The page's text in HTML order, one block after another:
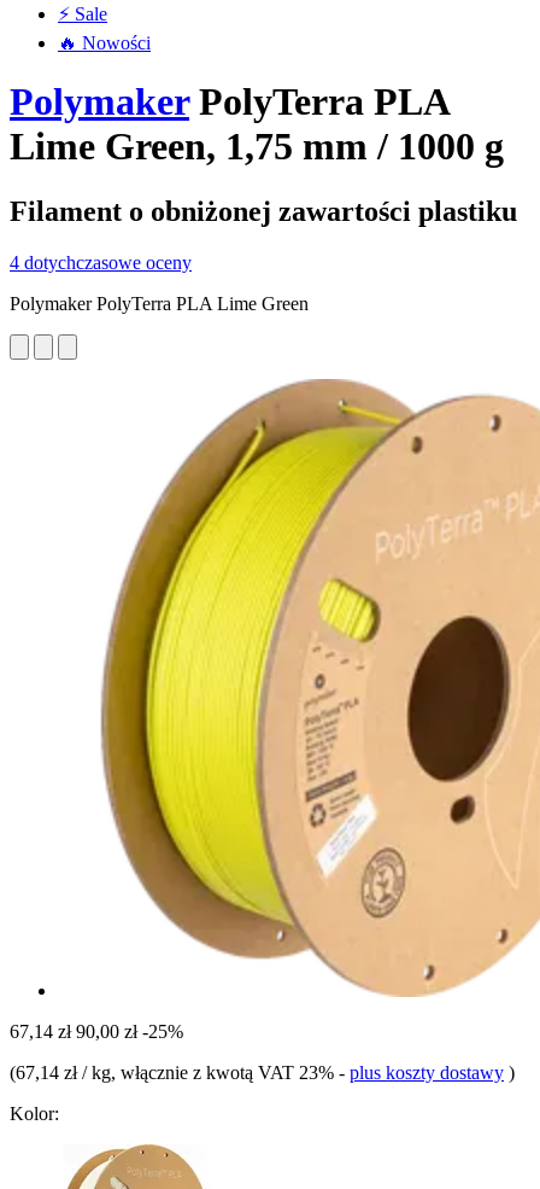
⚡ Sale
🔥 Nowości
PolymakerPolyTerra PLA
Lime Green, 1,75 mm / 1000 g
Filament o obniżonej zawartości plastiku
4 dotychczasowe oceny
Polymaker PolyTerra PLA Lime Green
67,14 zł 90,00 zł -25%
(67,14 zł / kg, włącznie z kwotą VAT 23% - plus koszty dostawy )
Kolor: